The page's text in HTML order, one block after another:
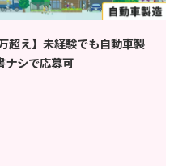
超え】未経験でも自動車製
ナシで応募可